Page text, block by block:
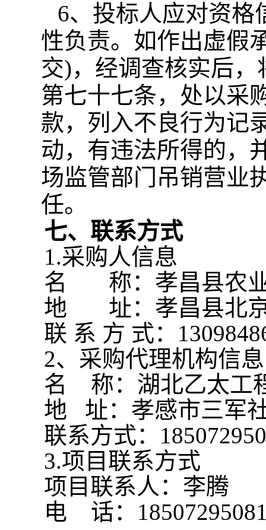
6、 投标人应对资格
性负责。如作出虚假
交)，经调查核实后
第七十七条，处以采
款，列入不良行为记
动，有违法所得的，
场监管部门吊销营业
任。
七、 联系方式
1.采购人信息
名
称： 孝昌县农
地
址：孝昌县北
联 系 方 式：
2、采购代理机构信息
名
称： 湖北乙太工
地 址：孝感市三军
联系方式：
3.项目联系方式
项目联系人：李腾
电
话：